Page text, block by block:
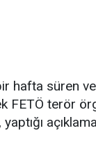
hafta süren
FETÖ terör